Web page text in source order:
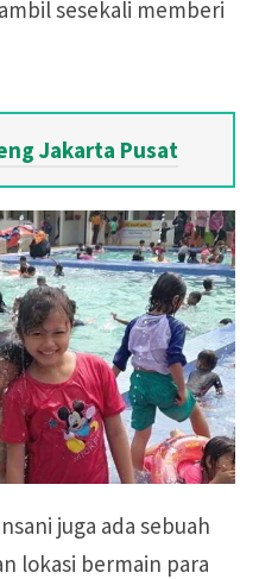
sesekali memberi
Jakarta Pusat
juga ada sebuah
lokasi bermain para